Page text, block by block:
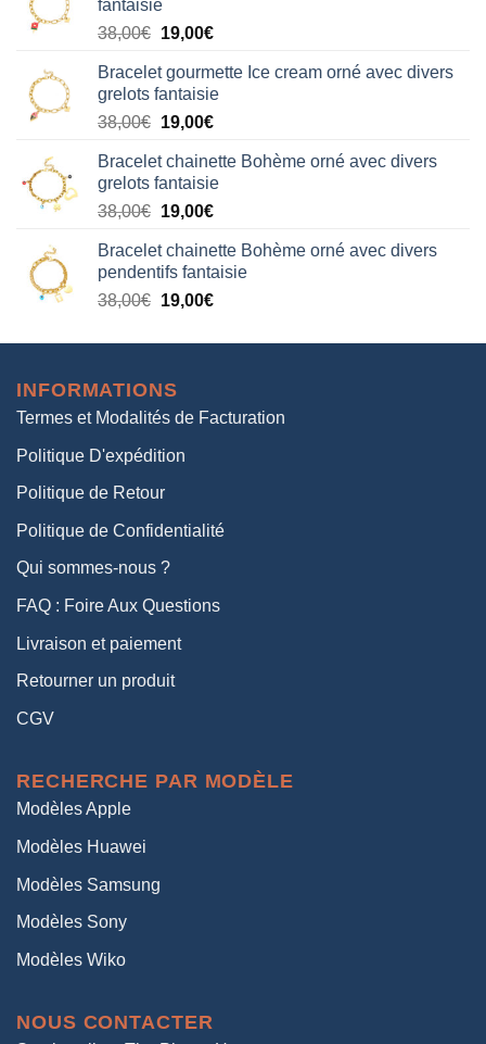
était :
38,00€.19,00€.
fantaisie
38,00€ Le
initial
était :
38,00€.
19,00€Le
actuel
est :
19,00€.
Bracelet gourmette Ice cream orné avec divers
grelots fantaisie
38,00€ Le
initial
était :
38,00€.
19,00€Le
actuel
est :
19,00€.
Bracelet chainette Bohème orné avec divers
grelots fantaisie
38,00€ Le
initial
était :
38,00€.
19,00€Le
actuel
est :
19,00€.
Bracelet chainette Bohème orné avec divers
pendentifs fantaisie
38,00€ Le
initial
38,00€.
19,00€Le
actuel
INFORMATIONS
Termes et Modalités de Facturation
Politique D'expédition
Politique de Retour
Politique de Confidentialité
Qui sommes-nous ?
FAQ : Foire Aux Questions
Livraison et paiement
Retourner un produit
CGV
RECHERCHE PAR MODÈLE
Modèles Apple
Modèles Huawei
Modèles Samsung
Modèles Sony
Modèles Wiko
NOUS CONTACTER